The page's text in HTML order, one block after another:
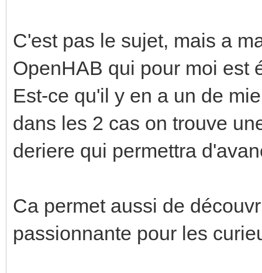
C'est pas le sujet, mais a
OpenHAB qui pour moi est
Est-ce qu'il y en a un de
dans les 2 cas on trouve
deriere qui permettra
Ca permet aussi de
passionnante pour les